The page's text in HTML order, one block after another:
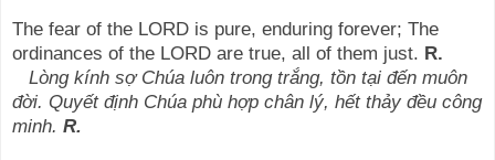
The fear of the LORD is pure, enduring forever; The
ordinances of the LORD are true, all of them just. R.
Lòng kính sợ Chúa luôn trong trắng, tồn tại đến muôn
đời. Quyết định Chúa phù hợp chân lý, hết thảy đều công
minh. R.